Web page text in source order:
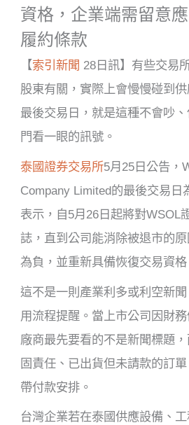
資格，企業端需留意
履約條款
【索引新聞 28 日訊】有些交易
股東有關，實際上會慢慢碰到
最後交易日，就是這種不會吵
門看一眼的訊號。
泰國證券交易所5月25日公告，
Company Limited的最後交易日
表示，自5月26日起將對WSOL
誌，直到公司能消除被退市的
為負，並重新具備恢復交易資格
這不是一則產業利多或利空新
用流程提醒。當上市公司因財
廠商最先要看的不是新聞標題
固責任、已出貨但未請款的訂
帶付款安排。
台灣企業若在泰國供應設備、